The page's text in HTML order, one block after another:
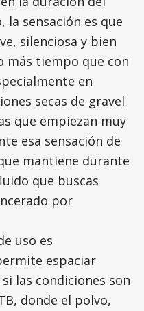
la sensación es que
silenciosa y bien
más tiempo que con
en
secas de gravel
que empiezan muy
esa sensación de
mantiene durante
que buscas
por
uso es
espaciar
las condiciones son
donde el polvo,